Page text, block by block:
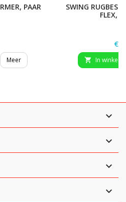
PAAR
Meer
SWING
FLEX,
€
 In



